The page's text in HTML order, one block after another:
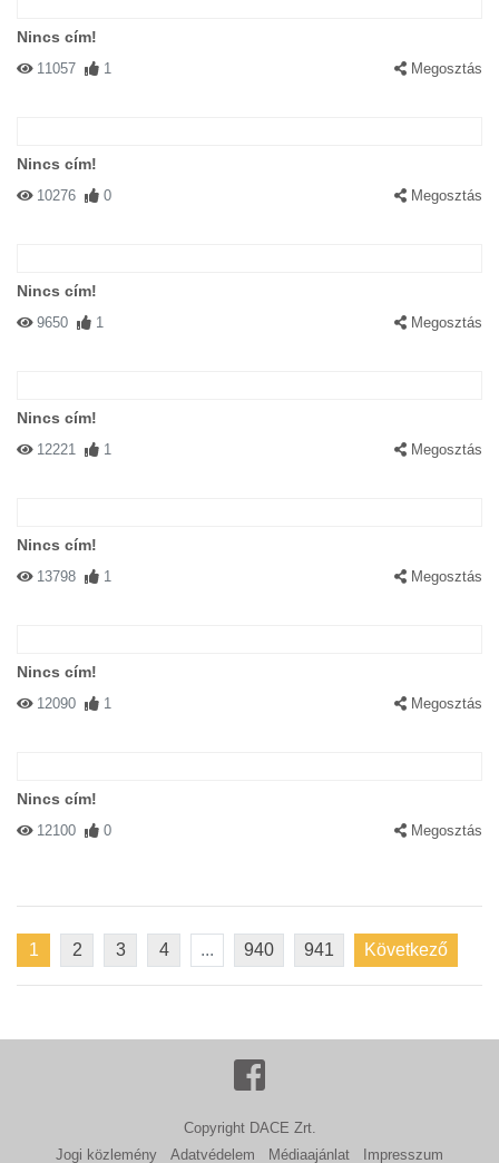
Nincs cím!
11057 1 Megosztás
Nincs cím!
10276 0 Megosztás
Nincs cím!
9650 1 Megosztás
Nincs cím!
12221 1 Megosztás
Nincs cím!
13798 1 Megosztás
Nincs cím!
12090 1 Megosztás
Nincs cím!
12100 0 Megosztás
1 2 3 4 ... 940 941 Következő
Copyright DACE Zrt.
Jogi közlemény
Adatvédelem Médiaajánlat Impresszum